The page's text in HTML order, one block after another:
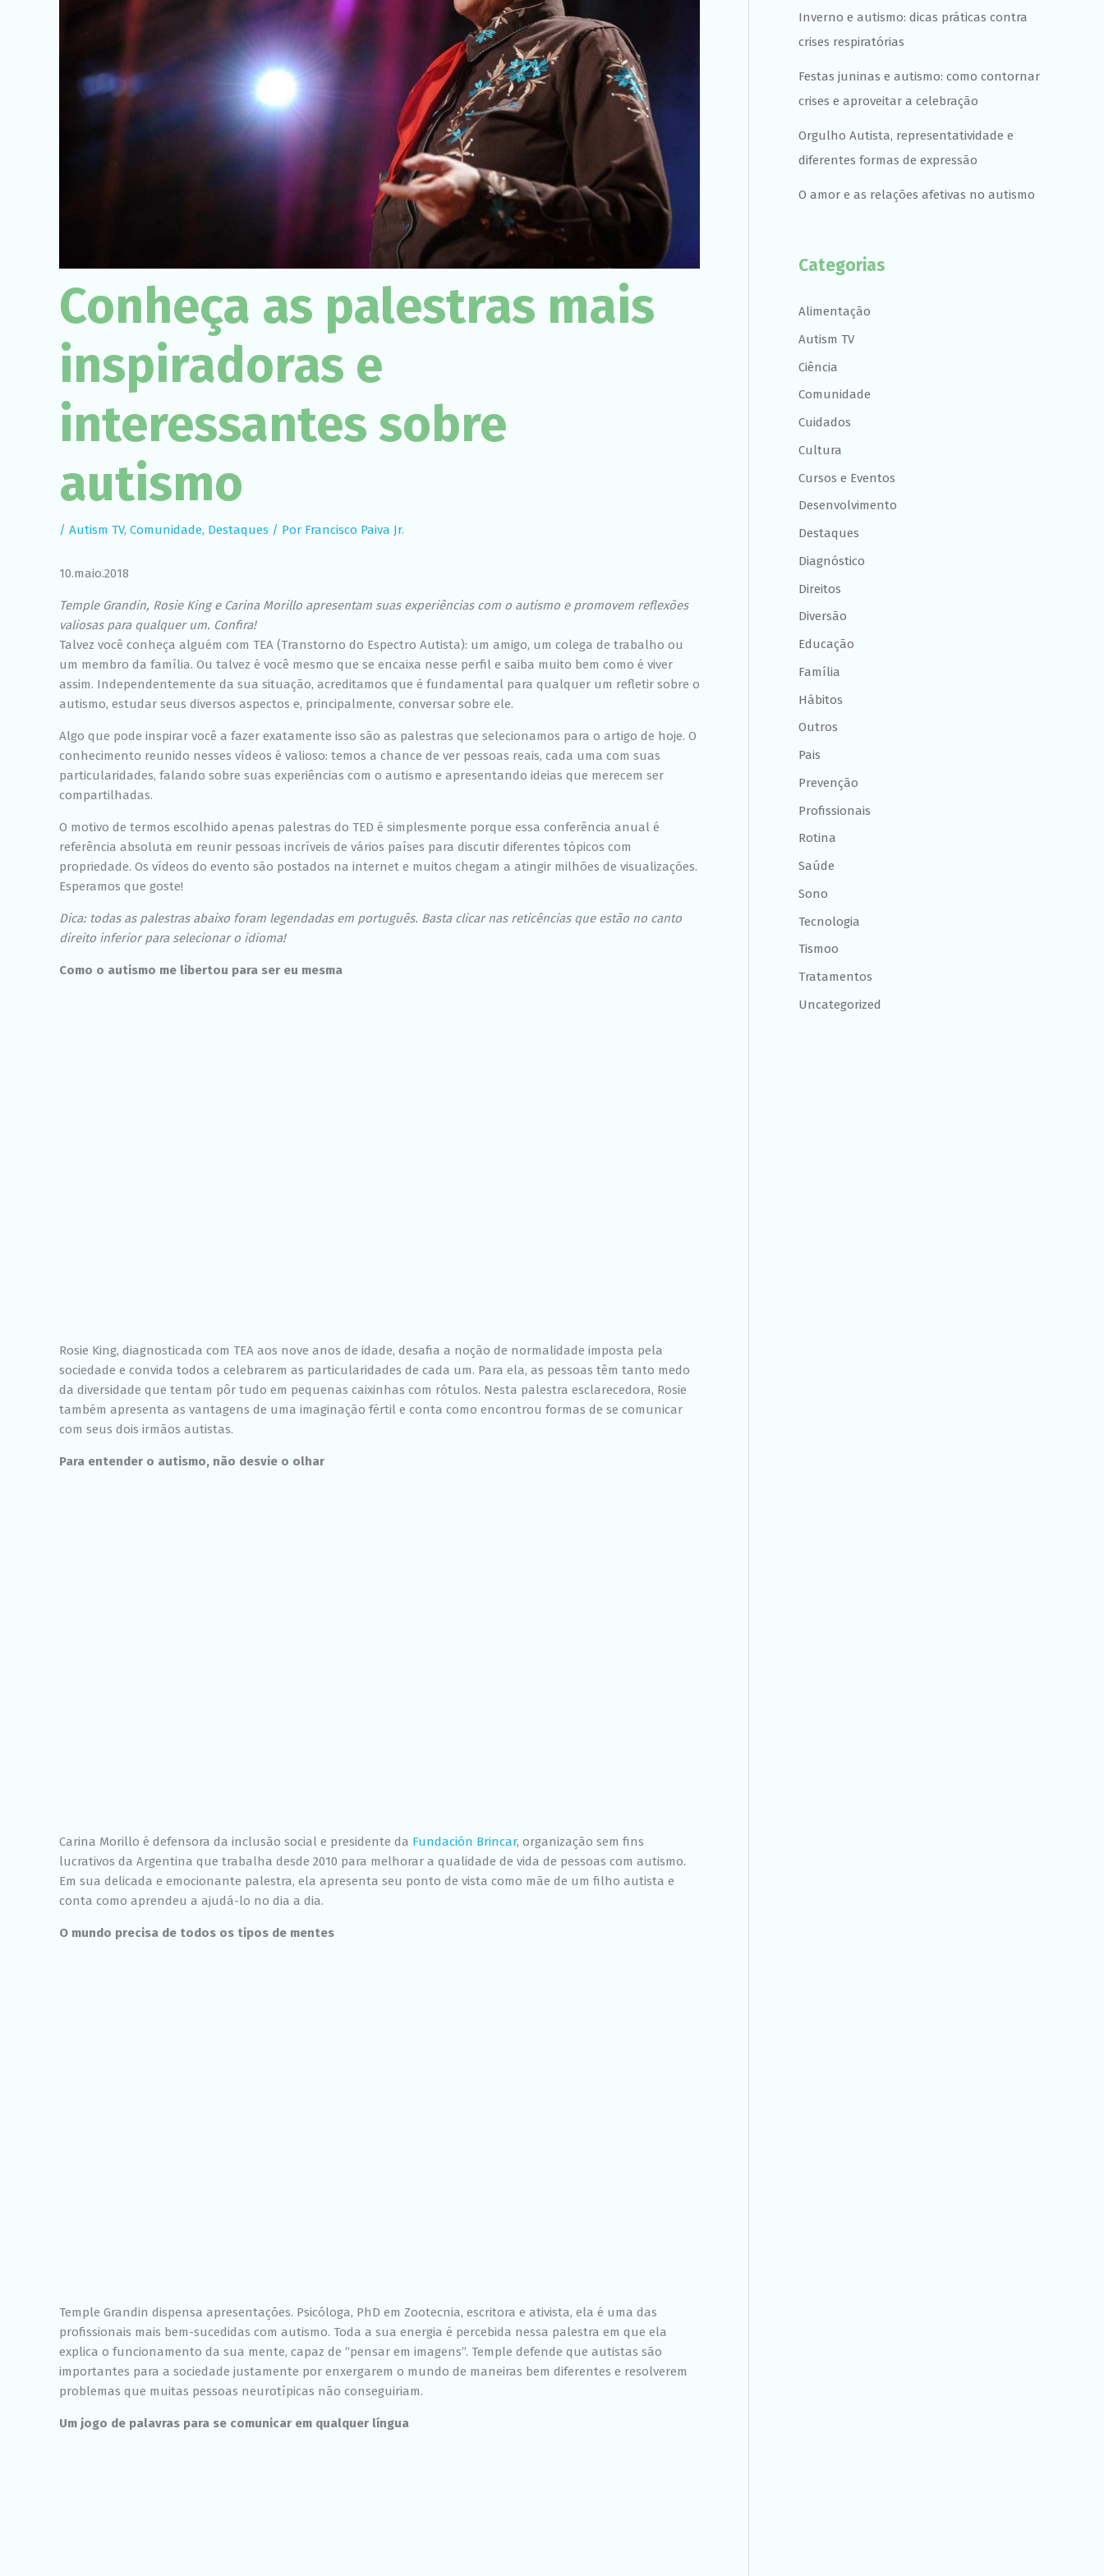
Conheça as palestras mais
inspiradoras e
interessantes sobre
autismo
/ Autism TV, Comunidade, Destaques / Por Francisco Paiva Jr.
10.maio.2018
Temple Grandin, Rosie King e Carina Morillo apresentam suas experiências com o autismo e promovem reflexões
valiosas para qualquer um. Confira!
Talvez você conheça alguém com TEA (Transtorno do Espectro Autista): um amigo, um colega de trabalho ou
um membro da família. Ou talvez é você mesmo que se encaixa nesse perfil e saiba muito bem como é viver
assim. Independentemente da sua situação, acreditamos que é fundamental para qualquer um refletir sobre o
autismo, estudar seus diversos aspectos e, principalmente, conversar sobre ele.
Algo que pode inspirar você a fazer exatamente isso são as palestras que selecionamos para o artigo de hoje. O
conhecimento reunido nesses vídeos é valioso: temos a chance de ver pessoas reais, cada uma com suas
particularidades, falando sobre suas experiências com o autismo e apresentando ideias que merecem ser
compartilhadas.
O motivo de termos escolhido apenas palestras do TED é simplesmente porque essa conferência anual é
referência absoluta em reunir pessoas incríveis de vários países para discutir diferentes tópicos com
propriedade. Os vídeos do evento são postados na internet e muitos chegam a atingir milhões de visualizações.
Esperamos que goste!
Dica: todas as palestras abaixo foram legendadas em português. Basta clicar nas reticências que estão no canto
direito inferior para selecionar o idioma!
Como o autismo me libertou para ser eu mesma
Rosie King, diagnosticada com TEA aos nove anos de idade, desafia a noção de normalidade imposta pela
sociedade e convida todos a celebrarem as particularidades de cada um. Para ela, as pessoas têm tanto medo
da diversidade que tentam pôr tudo em pequenas caixinhas com rótulos. Nesta palestra esclarecedora, Rosie
também apresenta as vantagens de uma imaginação fértil e conta como encontrou formas de se comunicar
com seus dois irmãos autistas.
Para entender o autismo, não desvie o olhar
Carina Morillo é defensora da inclusão social e presidente da Fundación Brincar, organização sem fins
lucrativos da Argentina que trabalha desde 2010 para melhorar a qualidade de vida de pessoas com autismo.
Em sua delicada e emocionante palestra, ela apresenta seu ponto de vista como mãe de um filho autista e
conta como aprendeu a ajudá-lo no dia a dia.
O mundo precisa de todos os tipos de mentes
Temple Grandin dispensa apresentações. Psicóloga, PhD em Zootecnia, escritora e ativista, ela é uma das
profissionais mais bem-sucedidas com autismo. Toda a sua energia é percebida nessa palestra em que ela
explica o funcionamento da sua mente, capaz de “pensar em imagens”. Temple defende que autistas são
importantes para a sociedade justamente por enxergarem o mundo de maneiras bem diferentes e resolverem
problemas que muitas pessoas neurotípicas não conseguiriam.
Um jogo de palavras para se comunicar em qualquer língua
Inverno e autismo: dicas práticas contra
crises respiratórias
Festas juninas e autismo: como contornar
crises e aproveitar a celebração
Orgulho Autista, representatividade e
diferentes formas de expressão
O amor e as relações afetivas no autismo
Categorias
Alimentação
Autism TV
Ciência
Comunidade
Cuidados
Cultura
Cursos e Eventos
Desenvolvimento
Destaques
Diagnóstico
Direitos
Diversão
Educação
Família
Hábitos
Outros
Pais
Prevenção
Profissionais
Rotina
Saúde
Sono
Tecnologia
Tismoo
Tratamentos
Uncategorized
Necessário
Esses cookies
não são
opcionais. São
necessários
para o
funcionamento
Estatísticas
Para que
possamos
e a estrutura
base em
como o site é
usado.
Ao compartilhar
seus interesses
e
comportamento
chance de ver
conteúdo e
ofertas